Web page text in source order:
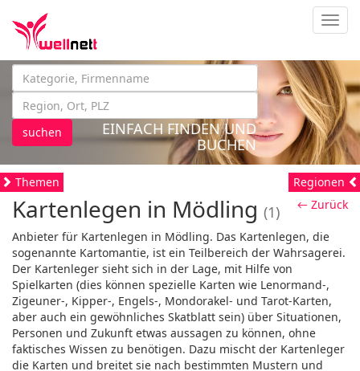
suchen
EINFACH FINDEN UND
BUCHEN
Themen
← Zurück
Kartenlegen in Mödling (1)
Anbieter für Kartenlegen in Mödling. Das Kartenlegen, die
sogenannte Kartomantie, ist ein Teilbereich der Wahrsagerei.
Der Kartenleger sieht sich in der Lage, mit Hilfe von
Spielkarten (dies können spezielle Karten wie Lenormand-,
Zigeuner-, Kipper-, Engels-, Mondorakel- und Tarot-Karten,
aber auch ein gewöhnliches Skatblatt sein) über Situationen,
Personen und Zukunft etwas aussagen zu können, ohne
faktisches Wissen zu benötigen. Dazu mischt der Kartenleger
die Karten und breitet sie nach bestimmten Mustern und
Regionen